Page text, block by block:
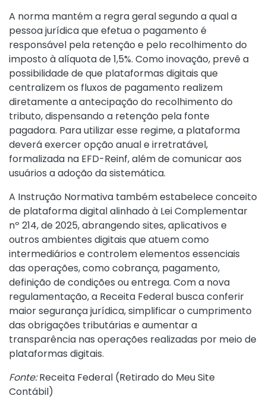
A norma mantém a regra geral segundo a qual a
pessoa jurídica que efetua o pagamento é
responsável pela retenção e pelo recolhimento do
imposto à alíquota de 1,5%. Como inovação, prevê a
possibilidade de que plataformas digitais que
centralizem os fluxos de pagamento realizem
diretamente a antecipação do recolhimento do
tributo, dispensando a retenção pela fonte
pagadora. Para utilizar esse regime, a plataforma
deverá exercer opção anual e irretratável,
formalizada na EFD-Reinf, além de comunicar aos
usuários a adoção da sistemática.
A Instrução Normativa também estabelece conceito
de plataforma digital alinhado à Lei Complementar
nº 214, de 2025, abrangendo sites, aplicativos e
outros ambientes digitais que atuem como
intermediários e controlem elementos essenciais
das operações, como cobrança, pagamento,
definição de condições ou entrega. Com a nova
regulamentação, a Receita Federal busca conferir
maior segurança jurídica, simplificar o cumprimento
das obrigações tributárias e aumentar a
transparência nas operações realizadas por meio de
plataformas digitais.
Fonte:Receita Federal (Retirado do Meu Site
Contábil)